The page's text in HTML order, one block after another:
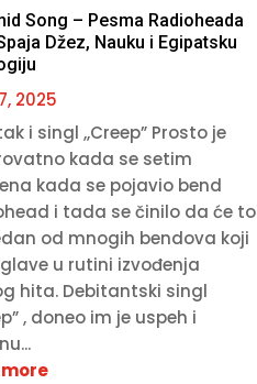
Song – Pesma Radioheada
Džez, Nauku i Egipatsku
2025
i singl ,,Creep” Prosto je
kada se setim
kada se pojavio bend
i tada se činilo da će to
od mnogih bendova koji
u rutini izvođenja
hita. Debitantski singl
, doneo im je uspeh i